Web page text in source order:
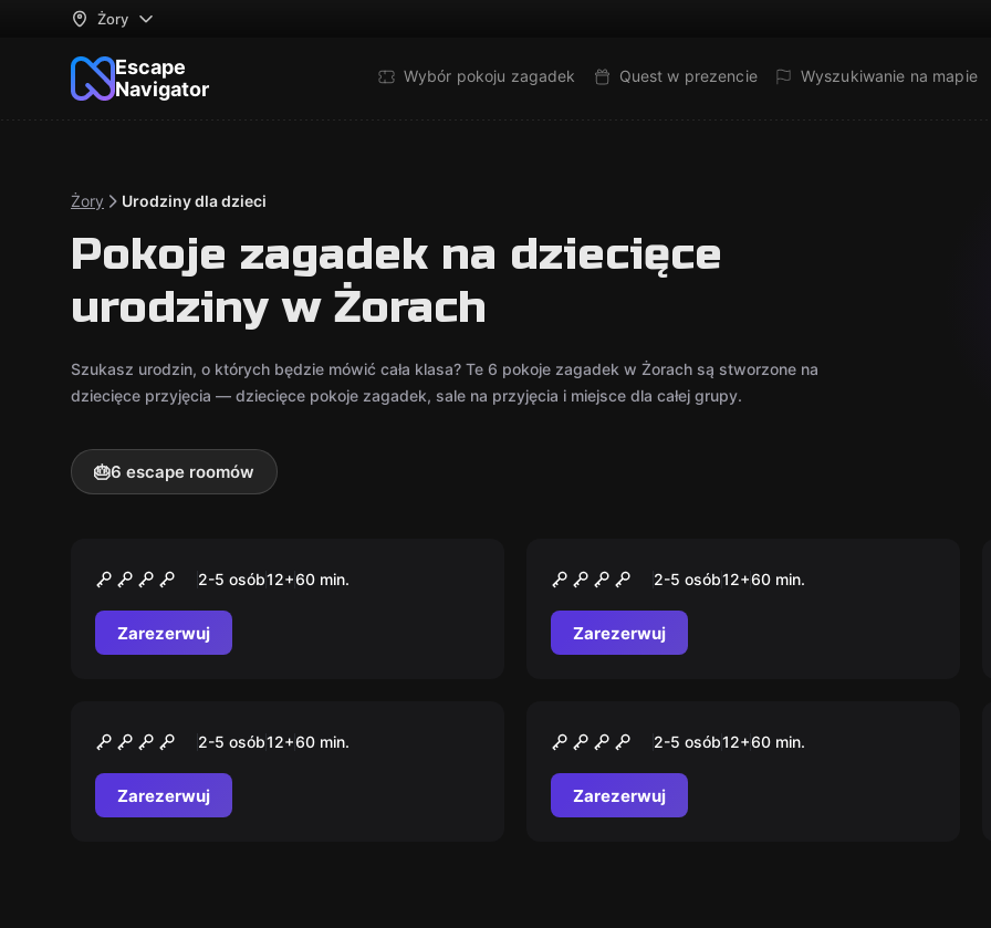
Żory
Escape
Navigator
Wybór pokoju zagadek Quest w prezencie Wyszukiwanie na mapie
Żory Urodziny dla dzieci
Pokoje zagadek na dziecięce
urodziny w Żorach
Szukasz urodzin, o których będzie mówić cała klasa? Te 6 pokoje zagadek w Żorach są stworzone na
dziecięce przyjęcia — dziecięce pokoje zagadek, sale na przyjęcia i miejsce dla całej grupy.
🎂6 escape roomów
Baza Agenta SB
2-5 osób12+60 min.
Zarezerwuj
Baza Agenta SB
2-5 osób12+60 min.
Zarezerwuj
Redrum2-5 osób12+60 min.
Zarezerwuj
Szalony Naukowiec
2-5 osób12+60 min.
Zarezerwuj